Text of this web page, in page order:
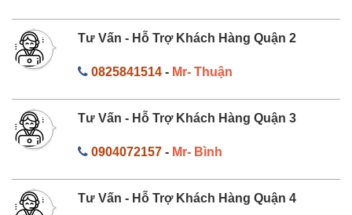
Tư Vấn - Hỗ Trợ Khách Hàng Quận 2
0825841514- Mr- Thuận
Tư Vấn - Hỗ Trợ Khách Hàng Quận 3
0904072157- Mr- Bình
Tư Vấn - Hỗ Trợ Khách Hàng Quận 4